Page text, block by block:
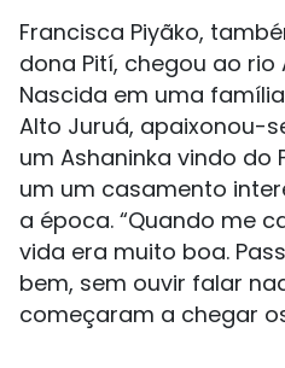
Francisca Piyãko,
dona Pití, chegou ao rio
Nascida em uma
Alto Juruá, apaixonou-
um Ashaninka vindo do
um um casamento
a época. “Quando me
vida era muito boa.
bem, sem ouvir falar
começaram a chegar